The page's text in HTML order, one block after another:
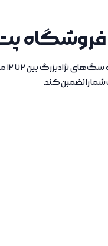
فروشگاه